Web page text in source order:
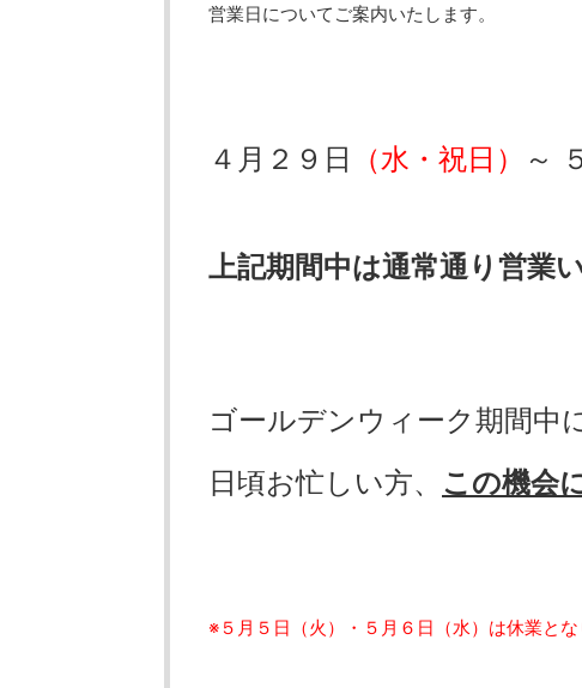
営業日についてご案内いたします。
４月２９日 （水・祝日） ～
上記期間中は通常通り営業
ゴールデンウィーク期間中
日頃お忙しい方、 この機会
※５月５日（火）・５月６日（水）は休業とな